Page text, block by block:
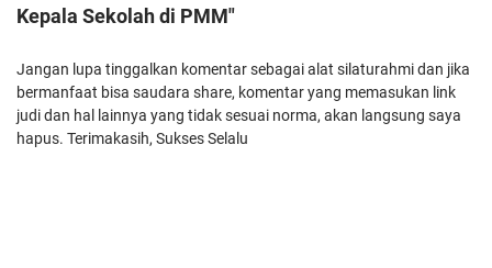
Kepala Sekolah di PMM"
Jangan lupa tinggalkan komentar sebagai alat silaturahmi dan jika
bermanfaat bisa saudara share, komentar yang memasukan link
judi dan hal lainnya yang tidak sesuai norma, akan langsung saya
hapus. Terimakasih, Sukses Selalu